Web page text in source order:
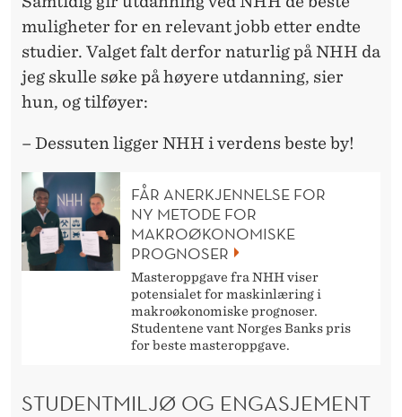
muligheter for en relevant jobb etter endte
studier. Valget falt derfor naturlig på NHH da
jeg skulle søke på høyere utdanning, sier
hun, og tilføyer:
– Dessuten ligger NHH i verdens beste by!
FÅR ANERKJENNELSE FOR
NY METODE FOR
MAKROØKONOMISKE
PROGNOSER
Masteroppgave fra NHH viser
potensialet for maskinlæring i
makroøkonomiske prognoser.
Studentene vant Norges Banks pris
for beste masteroppgave.
STUDENTMILJØ OG ENGASJEMENT